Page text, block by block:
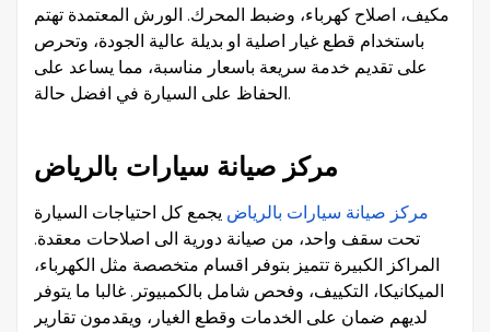
مكيف، اصلاح كهرباء، وضبط المحرك. الورش المعتمدة تهتم
باستخدام قطع غيار اصلية او بديلة عالية الجودة، وتحرص
على تقديم خدمة سريعة باسعار مناسبة، مما يساعد على
الحفاظ على السيارة في افضل حالة.
مركز صيانة سيارات بالرياض
مركز صيانة سيارات بالرياض يجمع كل احتياجات السيارة
تحت سقف واحد، من صيانة دورية الى اصلاحات معقدة.
المراكز الكبيرة تتميز بتوفر اقسام متخصصة مثل الكهرباء،
الميكانيكا، التكييف، وفحص شامل بالكمبيوتر. غالبا ما يتوفر
لديهم ضمان على الخدمات وقطع الغيار، ويقدمون تقارير